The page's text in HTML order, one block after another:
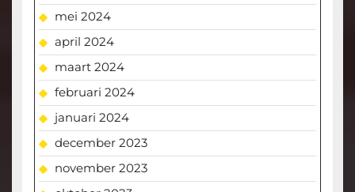
mei 2024
april 2024
maart 2024
februari 2024
januari 2024
december 2023
november 2023